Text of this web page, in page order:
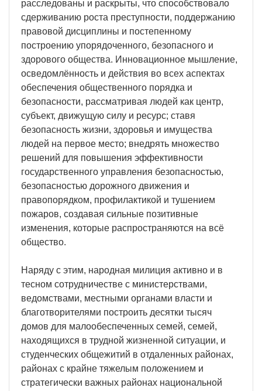
расследованы и раскрыты, что способствовало
сдерживанию роста преступности, поддержанию
правовой дисциплины и постепенному
построению упорядоченного, безопасного и
здорового общества. Инновационное мышление,
осведомлённость и действия во всех аспектах
обеспечения общественного порядка и
безопасности, рассматривая людей как центр,
субъект, движущую силу и ресурс; ставя
безопасность жизни, здоровья и имущества
людей на первое место; внедрять множество
решений для повышения эффективности
государственного управления безопасностью,
безопасностью дорожного движения и
правопорядком, профилактикой и тушением
пожаров, создавая сильные позитивные
изменения, которые распространяются на всё
общество.
Наряду с этим, народная милиция активно и в
тесном сотрудничестве с министерствами,
ведомствами, местными органами власти и
благотворителями построить десятки тысяч
домов для малообеспеченных семей, семей,
находящихся в трудной жизненной ситуации, и
студенческих общежитий в отдаленных районах,
районах с крайне тяжелым положением и
стратегически важных районах национальной